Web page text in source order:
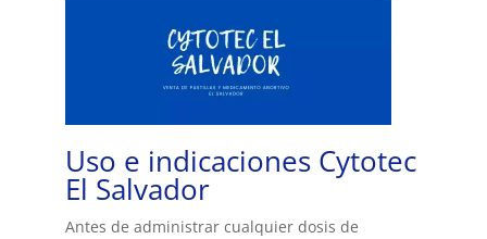
Uso e indicaciones Cytotec
El Salvador
Antes de administrar cualquier dosis de